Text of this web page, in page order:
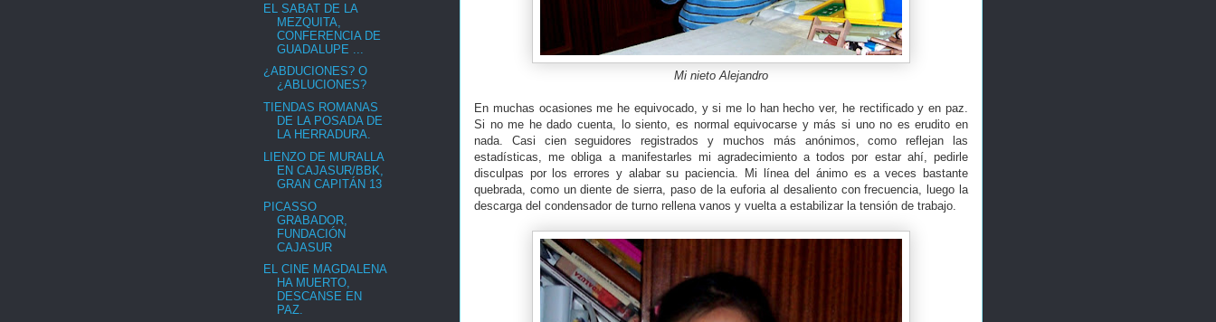
Mi nieto Alejandro
En muchas ocasiones me he equivocado, y si me lo han hecho ver, he rectificado y en paz.
Si no me he dado cuenta, lo siento, es normal equivocarse y más si uno no es erudito en
nada. Casi cien seguidores registrados y muchos más anónimos, como reflejan las
estadísticas, me obliga a manifestarles mi agradecimiento a todos por estar ahí, pedirle
disculpas por los errores y alabar su paciencia. Mi línea del ánimo es a veces bastante
quebrada, como un diente de sierra, paso de la euforia al desaliento con frecuencia, luego la
descarga del condensador de turno rellena vanos y vuelta a estabilizar la tensión de trabajo.
EL SABAT DE LA
MEZQUITA,
CONFERENCIA DE
GUADALUPE ...
¿ABDUCIONES? O
¿ABLUCIONES?
TIENDAS ROMANAS
DE LA POSADA DE
LA HERRADURA.
LIENZO DE MURALLA
EN CAJASUR/BBK,
GRAN CAPITÁN 13
PICASSO
GRABADOR,
FUNDACIÓN
CAJASUR
EL CINE MAGDALENA
HA MUERTO,
DESCANSE EN
PAZ.